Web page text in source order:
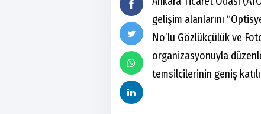
gelişim alanlarını
No’lu Gözlükçülük ve
organizasyonuyla
temsilcilerinin geniş